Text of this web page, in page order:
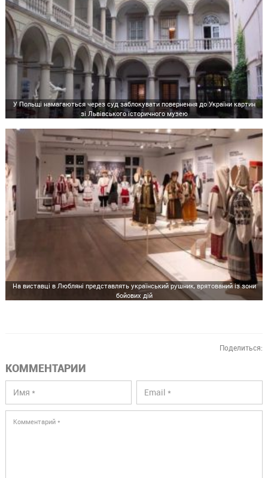
У Польщі намагаються через суд заблокувати повернення до України картин
зі Львівського історичного музею
На виставці в Любляні представлять український рушник, врятований із зони
бойових дій
Поделиться:
КОММЕНТАРИИ